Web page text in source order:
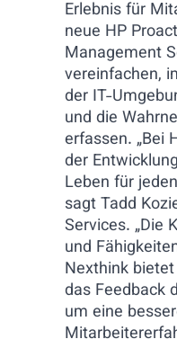
Erlebnis für
neue HP
Management
vereinfachen,
der IT-
und die
erfassen. „Bei
der
Leben für
sagt Tadd
Services. „Die
und
Nexthink
das Feedback
um eine